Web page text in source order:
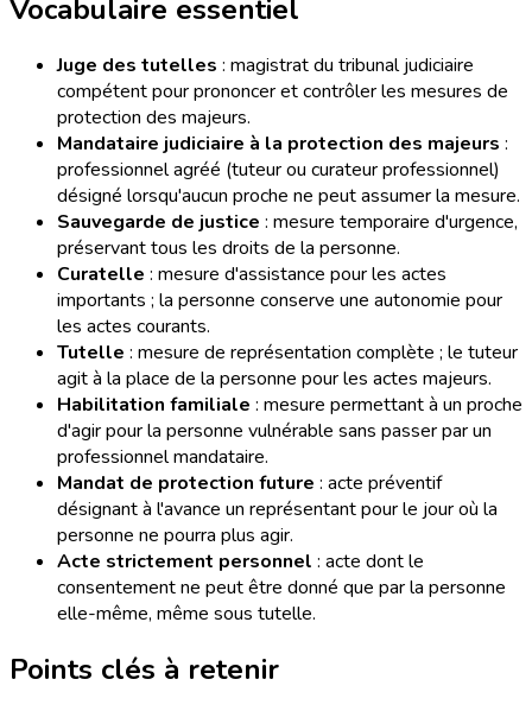
Vocabulaire essentiel
Juge des tutelles : magistrat du tribunal judiciaire
compétent pour prononcer et contrôler les mesures de
protection des majeurs.
Mandataire judiciaire à la protection des majeurs :
professionnel agréé (tuteur ou curateur professionnel)
désigné lorsqu'aucun proche ne peut assumer la mesure.
Sauvegarde de justice : mesure temporaire d'urgence,
préservant tous les droits de la personne.
Curatelle : mesure d'assistance pour les actes
importants ; la personne conserve une autonomie pour
les actes courants.
Tutelle : mesure de représentation complète ; le tuteur
agit à la place de la personne pour les actes majeurs.
Habilitation familiale : mesure permettant à un proche
d'agir pour la personne vulnérable sans passer par un
professionnel mandataire.
Mandat de protection future : acte préventif
désignant à l'avance un représentant pour le jour où la
personne ne pourra plus agir.
Acte strictement personnel : acte dont le
consentement ne peut être donné que par la personne
elle-même, même sous tutelle.
Points clés à retenir